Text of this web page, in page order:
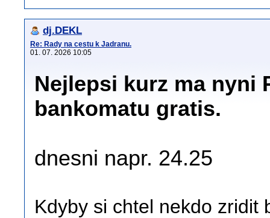
dj.DEKL
Re: Rady na cestu k Jadranu.
01. 07. 2026 10:05
Nejlepsi kurz ma nyni
bankomatu gratis.
dnesni napr. 24.25
Kdyby si chtel nekdo zridit